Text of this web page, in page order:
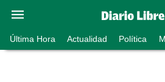
Última Hora Actualidad Política